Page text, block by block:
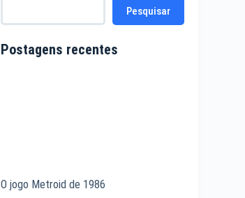
Pesquisar
Postagens recentes
O jogo Metroid de 1986